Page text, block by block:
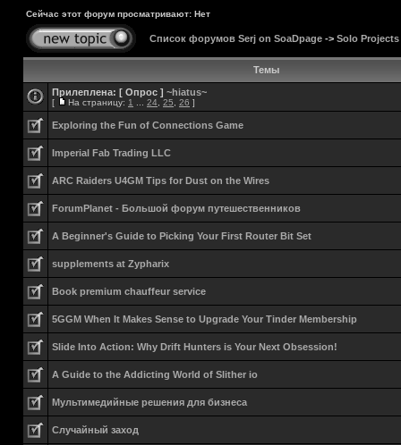
Сейчас этот форум просматривают: Нет
Список форумов Serj on SoaDpage -> Solo Projects
Темы
Прилеплена: [ Опрос ] ~hiatus~
[ На страницу: 1 24 25 26 ]
Exploring the Fun of Connections Game
Imperial Fab Trading LLC
ARC Raiders U4GM Tips for Dust on the Wires
ForumPlanet - Большой форум путешественников
A Beginner's Guide to Picking Your First Router Bit Set
supplements at Zypharix
Book premium chauffeur service
5GGM When It Makes Sense to Upgrade Your Tinder Membership
Slide Into Action: Why Drift Hunters is Your Next Obsession!
A Guide to the Addicting World of Slither io
Мультимедийные решения для бизнеса
Случайный заход